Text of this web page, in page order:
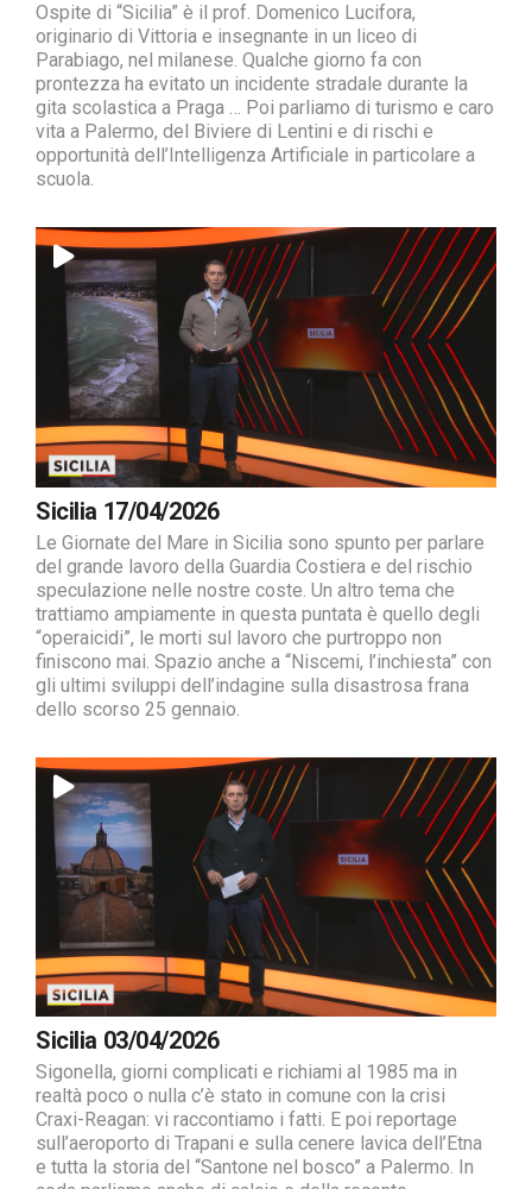
Ospite di “Sicilia” è il prof. Domenico Lucifora,
originario di Vittoria e insegnante in un liceo di
Parabiago, nel milanese. Qualche giorno fa con
prontezza ha evitato un incidente stradale durante la
gita scolastica a Praga … Poi parliamo di turismo e caro
vita a Palermo, del Biviere di Lentini e di rischi e
opportunità dell’Intelligenza Artificiale in particolare a
scuola.
Sicilia 17/04/2026
Le Giornate del Mare in Sicilia sono spunto per parlare
del grande lavoro della Guardia Costiera e del rischio
speculazione nelle nostre coste. Un altro tema che
trattiamo ampiamente in questa puntata è quello degli
“operaicidi”, le morti sul lavoro che purtroppo non
finiscono mai. Spazio anche a “Niscemi, l’inchiesta” con
gli ultimi sviluppi dell’indagine sulla disastrosa frana
dello scorso 25 gennaio.
Sicilia 03/04/2026
Sigonella, giorni complicati e richiami al 1985 ma in
realtà poco o nulla c’è stato in comune con la crisi
Craxi-Reagan: vi raccontiamo i fatti. E poi reportage
sull’aeroporto di Trapani e sulla cenere lavica dell’Etna
e tutta la storia del “Santone nel bosco” a Palermo. In